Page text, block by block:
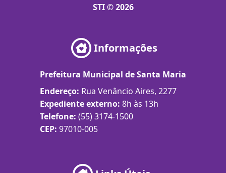
STI © 2026
Informações
Prefeitura Municipal de Santa Maria
Endereço: Rua Venâncio Aires, 2277
Expediente externo: 8h às 13h
Telefone: (55) 3174-1500
CEP: 97010-005